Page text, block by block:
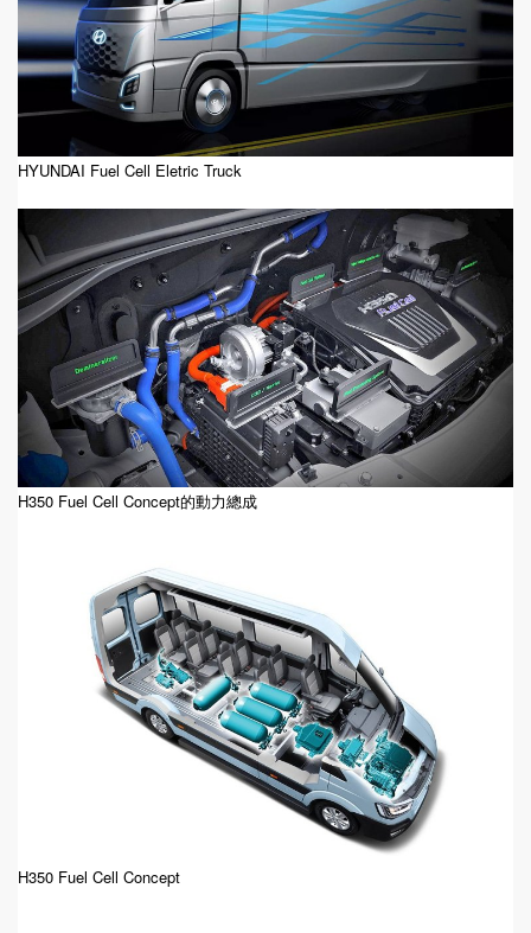
HYUNDAI Fuel Cell Eletric Truck
H350 Fuel Cell Concept的動力總成
H350 Fuel Cell Concept